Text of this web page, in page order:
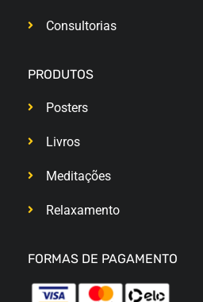
Consultorias
PRODUTOS
Posters
Livros
Meditações
Relaxamento
FORMAS DE PAGAMENTO